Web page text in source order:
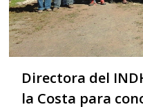
Directora del
la Costa para